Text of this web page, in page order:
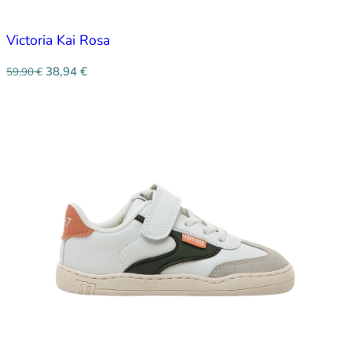
Victoria Kai Rosa
59,90€ 38,94 €